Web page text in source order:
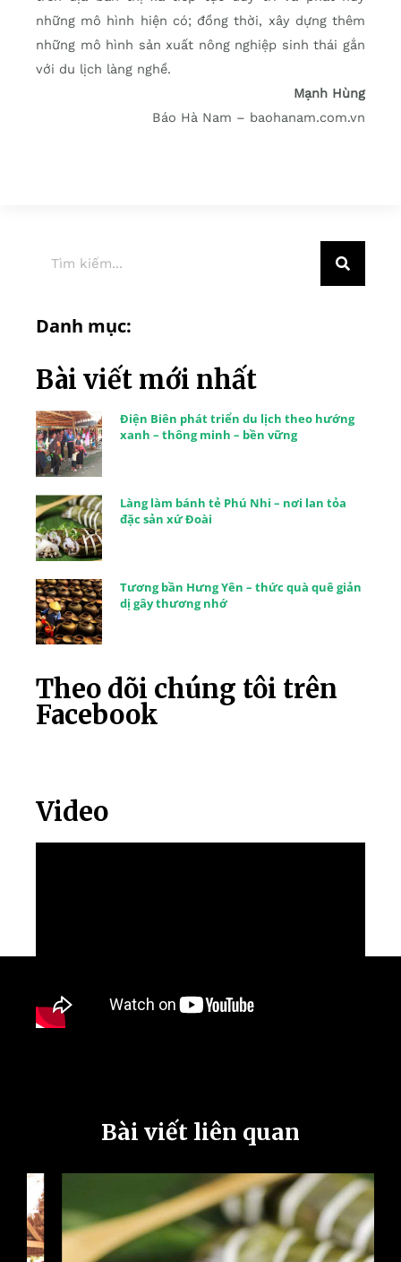
những mô hình hiện có; đồng thời, xây dựng thêm
những mô hình sản xuất nông nghiệp sinh thái gắn
với du lịch làng nghề.
Mạnh Hùng
Báo Hà Nam – baohanam.com.vn
Danh mục:
Bài viết mới nhất
Điện Biên phát triển du lịch theo hướng
xanh – thông minh – bền vững
Làng làm bánh tẻ Phú Nhi – nơi lan tỏa
đặc sản xứ Đoài
Tương bần Hưng Yên – thức quà quê giản
dị gây thương nhớ
Theo dõi chúng tôi trên
Facebook
Video
Bài viết liên quan